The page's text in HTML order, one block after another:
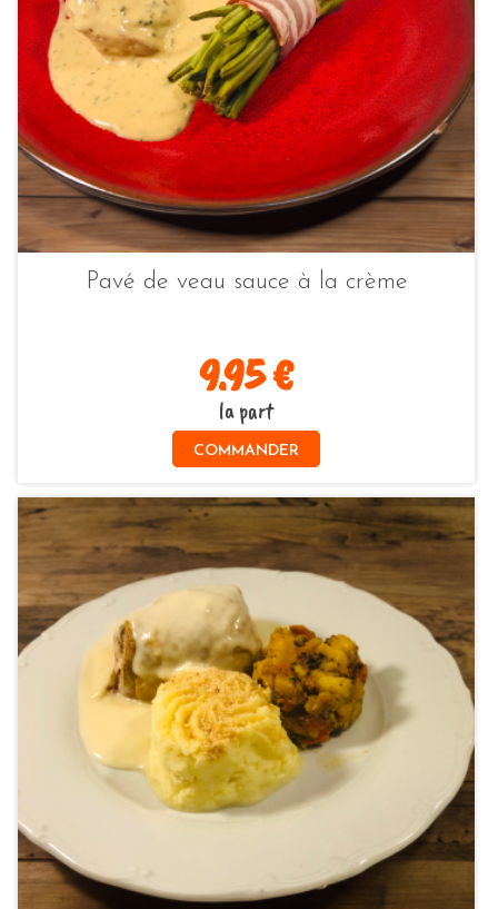
Pavé de veau sauce à la crème
9.95 €
la part
COMMANDER